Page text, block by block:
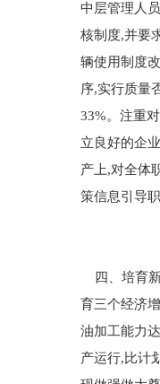
中层管理人
核制度,并要
辆使用制度
序,实行质量
33%。注重
立良好的企
产上,对全体
策信息引导
四、培育新
育三个经济
油加工能力
产运行,比计